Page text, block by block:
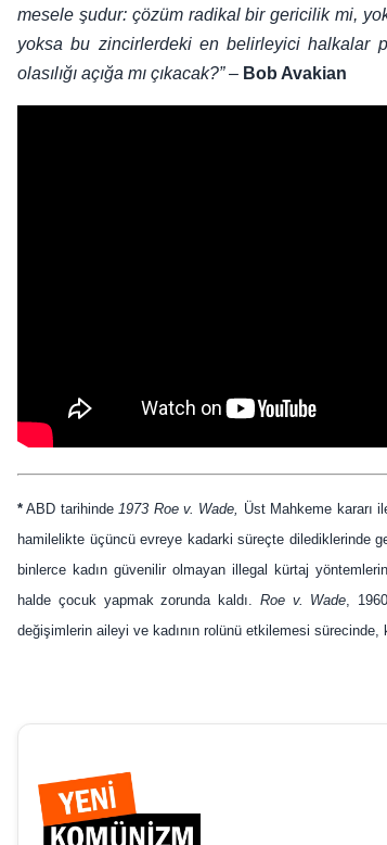
mesele şudur: çözüm radikal bir gericilik mi,
yoksa bu zincirlerdeki en belirleyici halkalar
olasılığı açığa mı çıkacak?”– Bob Avakian
* ABD tarihinde1973 Roe v. Wade, Üst Mahkeme kararı
hamilelikte üçüncü evreye kadarki süreçte dilediklerinde
binlerce kadın güvenilir olmayan illegal kürtaj
halde çocuk yapmak zorunda kaldı. Roe v. Wade,
değişimlerin aileyi ve kadının rolünü etkilemesi sürecinde,